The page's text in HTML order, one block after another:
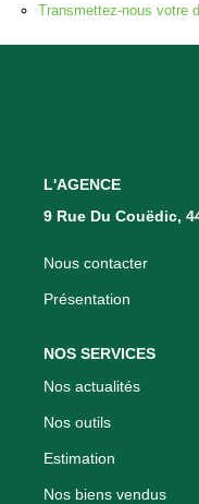
Transmettez-nous votre
L'AGENCE
9 Rue Du Couëdic,
Nous contacter
Présentation
NOS SERVICES
Nos actualités
Nos outils
Estimation
Nos biens vendus